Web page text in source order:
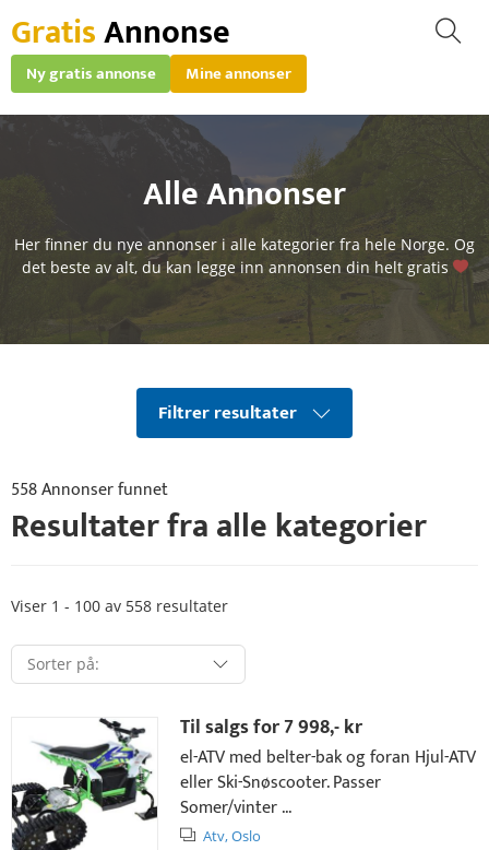
GratisAnnonse
Ny gratis annonse Mine annonser
Alle Annonser
Her finner du nye annonser i alle kategorier fra hele Norge. Og
det beste av alt, du kan legge inn annonsen din helt gratis
Filtrer resultater
558 Annonser funnet
Resultater fra alle kategorier
Viser 1 - 100 av 558 resultater
Til salgs for7 998,- kr
el-ATV med belter-bak og foran Hjul-ATV
eller Ski-Snøscooter. Passer
Somer/vinter ...
Atv,Oslo